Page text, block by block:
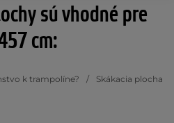
sú vhodné pre
cm:
k trampolíne? Skákacia plocha